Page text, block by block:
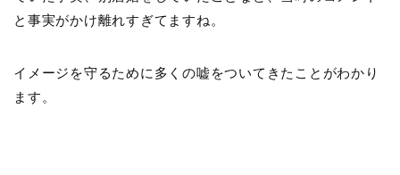
と事実がかけ離れすぎてますね。
イメージを守るために多くの嘘をついてきたことがわかり
ます。